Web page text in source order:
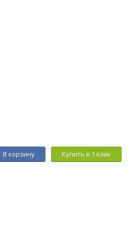
В корзину Купить в 1 клик